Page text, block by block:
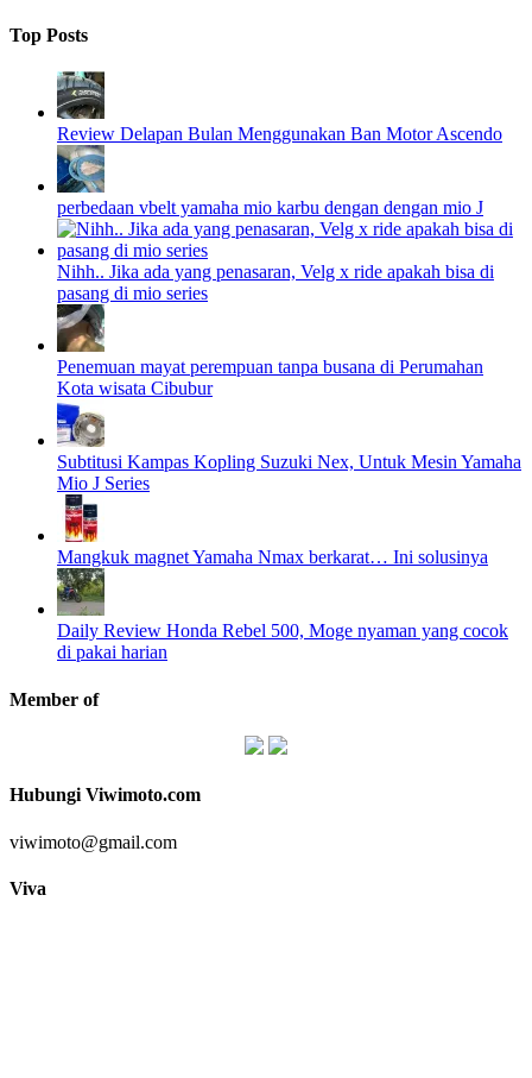
Top Posts
Review Delapan Bulan Menggunakan Ban Motor Ascendo
perbedaan vbelt yamaha mio karbu dengan dengan mio J
Nihh.. Jika ada yang penasaran, Velg x ride apakah bisa di
pasang di mio series
Penemuan mayat perempuan tanpa busana di Perumahan
Kota wisata Cibubur
Subtitusi Kampas Kopling Suzuki Nex, Untuk Mesin Yamaha
Mio J Series
Mangkuk magnet Yamaha Nmax berkarat… Ini solusinya
Daily Review Honda Rebel 500, Moge nyaman yang cocok
di pakai harian
Member of
Hubungi Viwimoto.com
viwimoto@gmail.com
Viva